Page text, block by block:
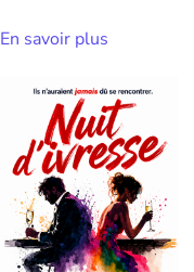
En savoir plus